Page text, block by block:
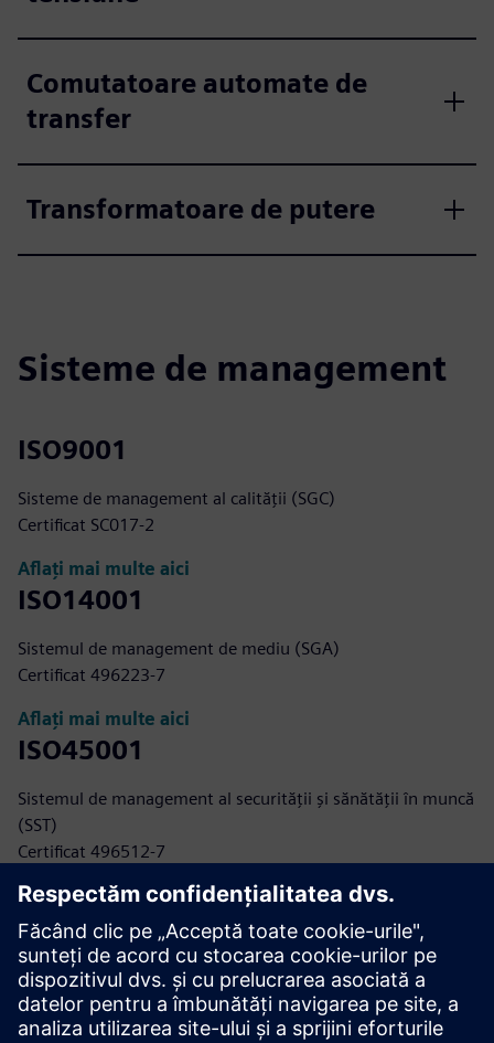
Comutatoare automate de
transfer
Transformatoare de putere
Sisteme de management
ISO9001
Sisteme de management al calității (SGC)
Certificat SC017-2
Aflați mai multe aici
ISO14001
Sistemul de management de mediu (SGA)
Certificat 496223-7
Aflați mai multe aici
ISO45001
Sistemul de management al securității și sănătății în muncă
(SST)
Certificat 496512-7
Aflați mai multe aici
NORSOK
Standarde elaborate de industria petrolieră norvegiană
pentru a îmbunătăți competitivitatea, siguranța, calitatea
și rentabilitatea în explorarea și producția de petrol și gaze.